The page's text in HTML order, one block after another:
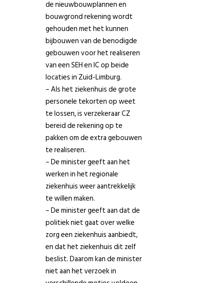
de nieuwbouwplannen en
bouwgrond rekening wordt
gehouden met het kunnen
bijbouwen van de benodigde
gebouwen voor het realiseren
van een SEH en IC op beide
locaties in Zuid-Limburg.
– Als het ziekenhuis de grote
personele tekorten op weet
te lossen, is verzekeraar CZ
bereid de rekening op te
pakken om de extra gebouwen
te realiseren.
– De minister geeft aan het
werken in het regionale
ziekenhuis weer aantrekkelijk
te willen maken.
– De minister geeft aan dat de
politiek niet gaat over welke
zorg een ziekenhuis aanbiedt,
en dat het ziekenhuis dit zelf
beslist. Daarom kan de minister
niet aan het verzoek in